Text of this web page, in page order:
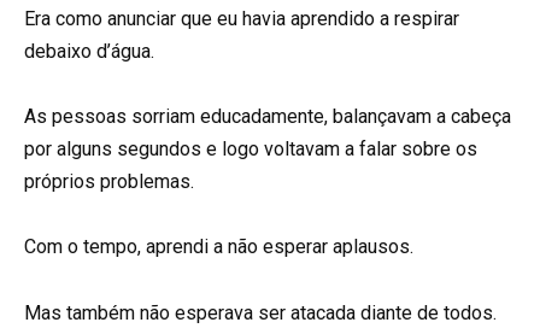
Era como anunciar que eu havia aprendido a respirar
debaixo d’água.
As pessoas sorriam educadamente, balançavam a cabeça
por alguns segundos e logo voltavam a falar sobre os
próprios problemas.
Com o tempo, aprendi a não esperar aplausos.
Mas também não esperava ser atacada diante de todos.